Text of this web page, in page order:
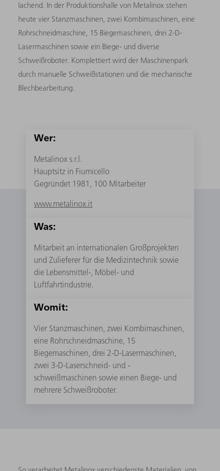
lachend. In der Produktionshalle von Metalinox stehen
heute vier Stanzmaschinen, zwei Kombimaschinen, eine
Rohrschneidmaschine, 15 Biegemaschinen, drei 2-D-
Lasermaschinen sowie ein Biege- und diverse
Schweißroboter. Komplettiert wird der Maschinenpark
durch manuelle Schweißstationen und die mechanische
Blechbearbeitung.
Wer:
Metalinox s.r.l.
Hauptsitz in Fiumicello
Gegründet 1981, 100 Mitarbeiter
www.metalinox.it
Was:
Mitarbeit an internationalen Großprojekten
und Zulieferer für die Medizintechnik sowie
die Lebensmittel-, Möbel- und
Luftfahrtindustrie.
Womit:
Vier Stanzmaschinen, zwei Kombimaschinen,
eine Rohrschneidmaschine, 15
Biegemaschinen, drei 2-D-Lasermaschinen,
zwei 3-D-Laserschneid- und -
schweißmaschinen sowie einen Biege- und
mehrere Schweißroboter.